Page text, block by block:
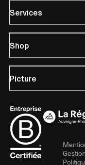
Services
Shop
Picture